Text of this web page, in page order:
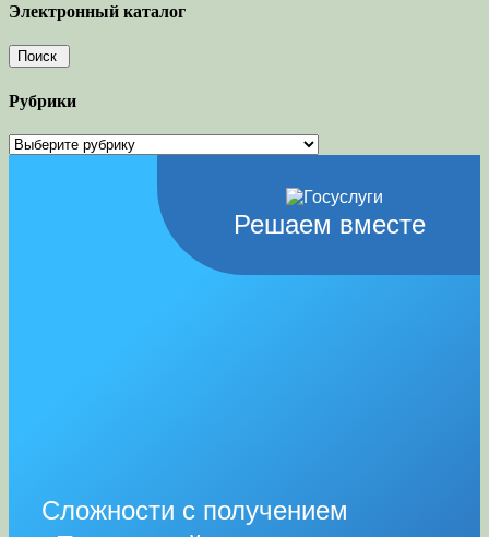
Электронный каталог
Рубрики
Рубрики
Решаем вместе
Сложности с получением